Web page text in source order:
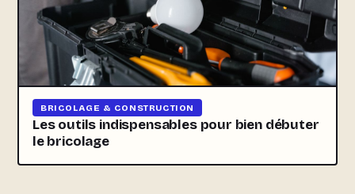
BRICOLAGE & CONSTRUCTION
Les outils indispensables pour bien débuter
le bricolage